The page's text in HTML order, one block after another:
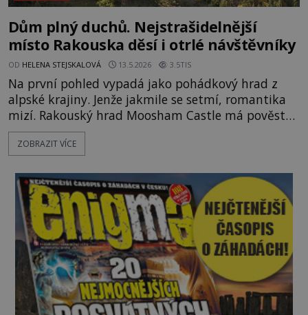
Dům plný duchů. Nejstrašidelnější
místo Rakouska děsí i otrlé návštěvníky
OD HELENA STEJSKALOVÁ 13.5.2026 3.5TIS
Na první pohled vypadá jako pohádkový hrad z
alpské krajiny. Jenže jakmile se setmí, romantika
mizí. Rakouský hrad Moosham Castle má pověst
nejděsivějšího domu v celé zemi. Lidé tu údajně
slyší kroky v prázdných chodbách, šeptání ze zdí i
temná minulost mohla zanechat něco, co se
dodnes nepodařilo vysvětlit. Kamenný hrad stojí v
horách Salcburska u
ZOBRAZIT VÍCE